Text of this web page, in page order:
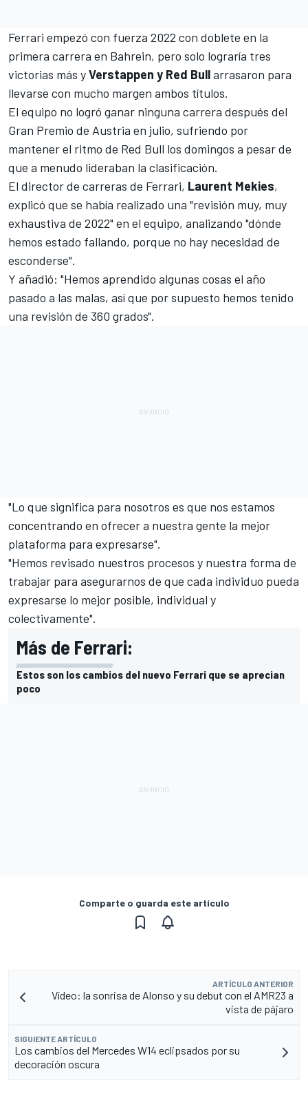
Ferrari empezó con fuerza 2022 con doblete en la
primera carrera en Bahrein, pero solo lograría tres
victorias más yVerstappen y Red Bullarrasaron para
llevarse con mucho margen ambos títulos.
El equipo no logró ganar ninguna carrera después del
Gran Premio de Austria en julio, sufriendo por
mantener el ritmo de Red Bull los domingos a pesar de
que a menudo lideraban la clasificación.
El director de carreras de Ferrari, Laurent Mekies,
explicó que se había realizado una "revisión muy, muy
exhaustiva de 2022" en el equipo, analizando "dónde
hemos estado fallando, porque no hay necesidad de
esconderse".
Y añadió: "Hemos aprendido algunas cosas el año
pasado a las malas, así que por supuesto hemos tenido
una revisión de 360 grados".
"Lo que significa para nosotros es que nos estamos
concentrando en ofrecer a nuestra gente la mejor
plataforma para expresarse".
"Hemos revisado nuestros procesos y nuestra forma de
trabajar para asegurarnos de que cada individuo pueda
expresarse lo mejor posible, individual y
colectivamente".
Más de Ferrari:
Estos son los cambios del nuevo Ferrari que se aprecian
poco
Comparte o guarda este artículo
ARTÍCULO ANTERIOR
Vídeo: la sonrisa de Alonso y su debut con el AMR23 a
vista de pájaro
SIGUIENTE ARTÍCULO
Los cambios del Mercedes W14 eclipsados por su
decoración oscura